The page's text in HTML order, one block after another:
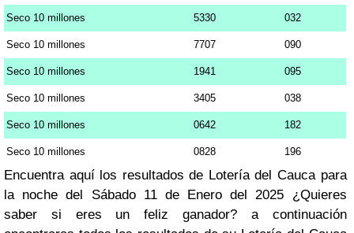
Seco 10 millones 5330 032
Seco 10 millones 7707 090
Seco 10 millones 1941 095
Seco 10 millones 3405 038
Seco 10 millones 0642 182
Seco 10 millones 0828 196
Encuentra aquí los resultados de Lotería del Cauca para
la noche del Sábado 11 de Enero del 2025 ¿Quieres
saber si eres un feliz ganador? a continuación